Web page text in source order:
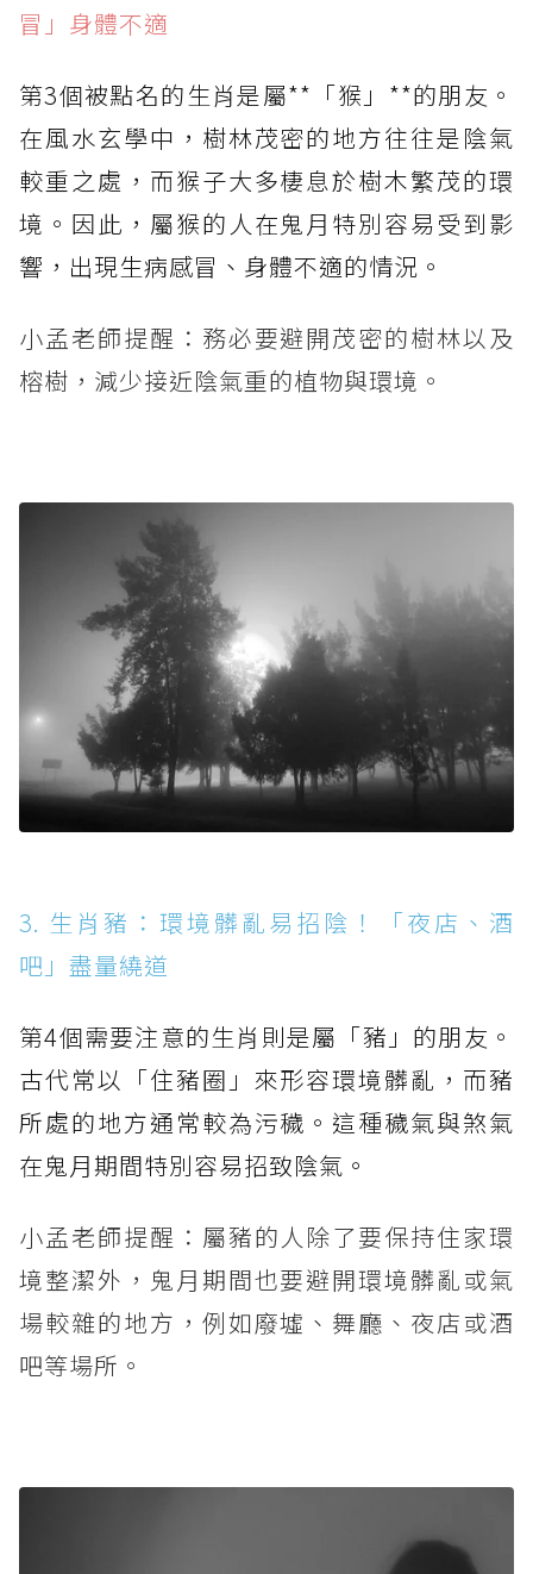
冒」身體不適
第3個被點名的生肖是屬**「猴」**的朋友。
在風水玄學中，樹林茂密的地方往往是陰氣
較重之處，而猴子大多棲息於樹木繁茂的環
境。因此，屬猴的人在鬼月特別容易受到影
響，出現生病感冒、身體不適的情況。
小孟老師提醒：務必要避開茂密的樹林以及
榕樹，減少接近陰氣重的植物與環境。
3. 生肖豬：環境髒亂易招陰！「夜店、酒
吧」盡量繞道
第4個需要注意的生肖則是屬「豬」的朋友。
古代常以「住豬圈」來形容環境髒亂，而豬
所處的地方通常較為污穢。這種穢氣與煞氣
在鬼月期間特別容易招致陰氣。
小孟老師提醒：屬豬的人除了要保持住家環
境整潔外，鬼月期間也要避開環境髒亂或氣
場較雜的地方，例如廢墟、舞廳、夜店或酒
吧等場所。